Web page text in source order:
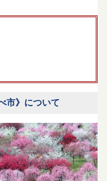
市》について